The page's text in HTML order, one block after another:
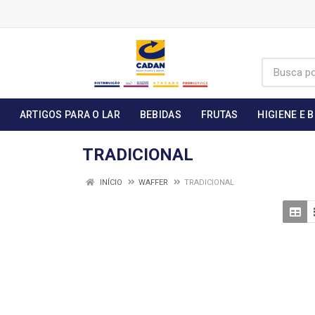
ARTIGOS PARA O LAR BEBIDAS FRUTAS HIGIENE E
TRADICIONAL
INÍCIO WAFFER TRADICIONAL